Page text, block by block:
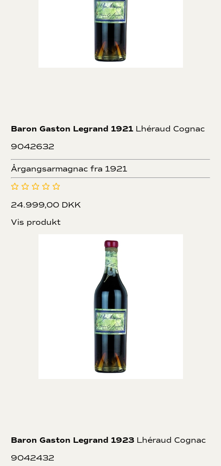
Baron Gaston Legrand 1921 Lhéraud Cognac
9042632
Årgangsarmagnac fra 1921
24.999,00 DKK
Vis produkt
Baron Gaston Legrand 1923 Lhéraud Cognac
9042432